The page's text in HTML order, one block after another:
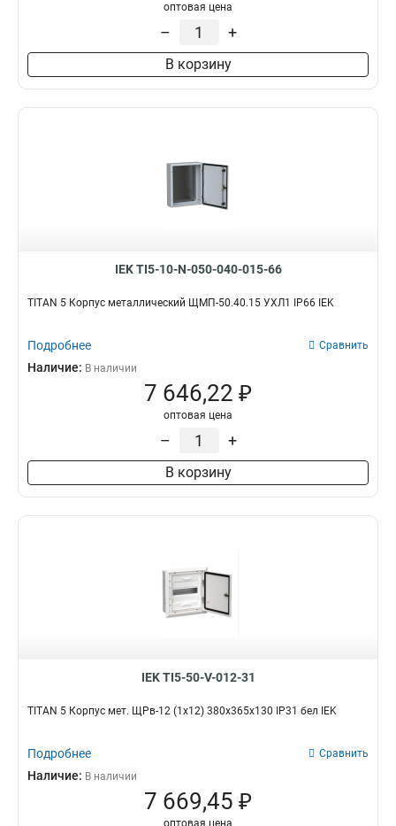
оптовая цена
– +
В корзину
IEK TI5-10-N-050-040-015-66
TITAN 5 Корпус металлический ЩМП-50.40.15 УХЛ1 IP66 IEK
Подробнее Сравнить
Наличие: В наличии
7 646,22 ₽
оптовая цена
– +
В корзину
IEK TI5-50-V-012-31
TITAN 5 Корпус мет. ЩРв-12 (1х12) 380х365х130 IP31 бел IEK
Подробнее Сравнить
Наличие: В наличии
7 669,45 ₽
оптовая цена